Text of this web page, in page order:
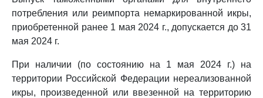
потребления или реимпорта немаркированной икры,
приобретенной ранее 1 мая 2024 г., допускается до 31
мая 2024 г.
При наличии (по состоянию на 1 мая 2024 г.) на
территории Российской Федерации нереализованной
икры, произведенной или ввезенной на территорию